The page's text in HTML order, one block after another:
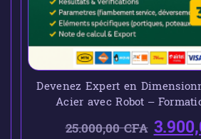
Devenez Expert en
Acier avec Robot –
25.000,00CFA